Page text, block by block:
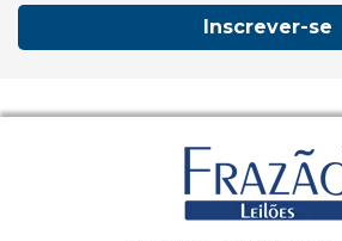
Inscrever-se